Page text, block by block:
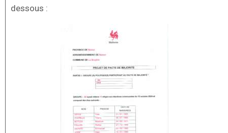
dessous :